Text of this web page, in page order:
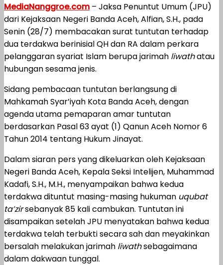
MediaNanggroe.com – Jaksa Penuntut Umum (JPU)
dari Kejaksaan Negeri Banda Aceh, Alfian, S.H., pada
Senin (28/7) membacakan surat tuntutan terhadap
dua terdakwa berinisial QH dan RA dalam perkara
pelanggaran syariat Islam berupa jarimah liwathatau
hubungan sesama jenis.
Sidang pembacaan tuntutan berlangsung di
Mahkamah Syar’iyah Kota Banda Aceh, dengan
agenda utama pemaparan amar tuntutan
berdasarkan Pasal 63 ayat (1) Qanun Aceh Nomor 6
Tahun 2014 tentang Hukum Jinayat.
Dalam siaran pers yang dikeluarkan oleh Kejaksaan
Negeri Banda Aceh, Kepala Seksi Intelijen, Muhammad
Kadafi, S.H., M.H., menyampaikan bahwa kedua
terdakwa dituntut masing-masing hukuman uqubat
ta’zirsebanyak 85 kali cambukan. Tuntutan ini
disampaikan setelah JPU menyatakan bahwa kedua
terdakwa telah terbukti secara sah dan meyakinkan
bersalah melakukan jarimah liwathsebagaimana
dalam dakwaan tunggal.